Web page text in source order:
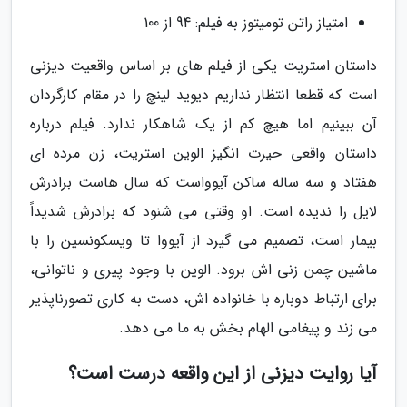
امتیاز راتن تومیتوز به فیلم: 94 از 100
داستان استریت یکی از فیلم های بر اساس واقعیت دیزنی
است که قطعا انتظار نداریم دیوید لینچ را در مقام کارگردان
آن ببینیم اما هیچ کم از یک شاهکار ندارد. فیلم درباره
داستان واقعی حیرت انگیز الوین استریت، زن مرده ای
هفتاد و سه ساله ساکن آیوواست که سال هاست برادرش
لایل را ندیده است. او وقتی می شنود که برادرش شدیداً
بیمار است، تصمیم می گیرد از آیووا تا ویسکونسین را با
ماشین چمن زنی اش برود. الوین با وجود پیری و ناتوانی،
برای ارتباط دوباره با خانواده اش، دست به کاری تصورناپذیر
می زند و پیغامی الهام بخش به ما می دهد.
آیا روایت دیزنی از این واقعه درست است؟